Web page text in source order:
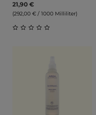
21,90 €
(292,00 € / 1000 Milliliter)